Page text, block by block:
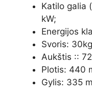
Katilo galia
kW;
Energijos
Svoris: 30kg
Aukštis ::
Plotis: 440
Gylis: 335